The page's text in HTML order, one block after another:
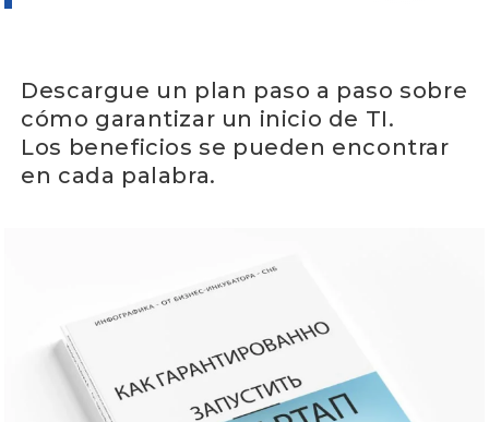
Descargue un plan paso a paso sobre
cómo garantizar un inicio de TI.
Los beneficios se pueden encontrar
en cada palabra.